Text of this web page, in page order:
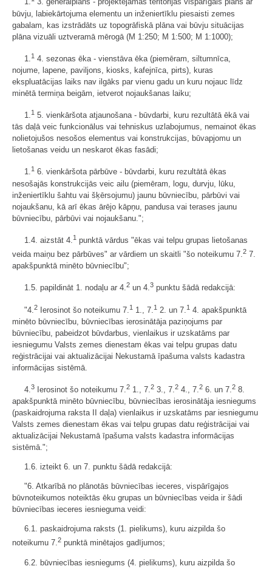
1.
3. ģenerālplāns - projektējamās teritorijas vispārīgais plāns ar
būvju, labiekārtojuma elementu un inženiertīklu piesaisti zemes
gabalam, kas izstrādāts uz topogrāfiskā plāna vai būvju situācijas
plāna vizuāli uztveramā mērogā (M 1:250; M 1:500; M 1:1000);
1. 1 4. sezonas ēka - vienstāva ēka (piemēram, siltumnīca,
nojume, lapene, paviljons, kiosks, kafejnīca, pirts), kuras
ekspluatācijas laiks nav ilgāks par vienu gadu un kuru nojauc līdz
minētā termiņa beigām, ietverot nojaukšanas laiku;
1.1 5. vienkāršota atjaunošana - būvdarbi, kuru rezultātā ēkā vai
tās daļā veic funkcionālus vai tehniskus uzlabojumus, nemainot ēkas
nolietojušos nesošos elementus vai konstrukcijas, būvapjomu un
lietošanas veidu un neskarot ēkas fasādi;
1.1 6. vienkāršota pārbūve - būvdarbi, kuru rezultātā ēkas
nesošajās konstrukcijās veic ailu (piemēram, logu, durvju, lūku,
inženiertīklu šahtu vai šķērsojumu) jaunu būvniecību, pārbūvi vai
nojaukšanu, kā arī ēkas ārējo kāpņu, pandusa vai terases jaunu
būvniecību, pārbūvi vai nojaukšanu.";
1.4. aizstāt 4. 1 punktā vārdus "ēkas vai telpu grupas lietošanas
veida maiņu bez pārbūves" ar vārdiem un skaitli "šo noteikumu 7.2 7.
apakšpunktā minēto būvniecību";
1.5. papildināt 1. nodaļu ar 4.2 un 4.3 punktu šādā redakcijā:
"4. 2 Ierosinot šo noteikumu 7. 1 1., 7. 1 2. un 7. 1 4. apakšpunktā
minēto būvniecību, būvniecības ierosinātāja paziņojums par
būvniecību, pabeidzot būvdarbus, vienlaikus ir uzskatāms par
iesniegumu Valsts zemes dienestam ēkas vai telpu grupas datu
reģistrācijai vai aktualizācijai Nekustamā īpašuma valsts kadastra
informācijas sistēmā.
4.3 Ierosinot šo noteikumu 7.2 1., 7.2 3., 7.2 4., 7.2 6. un 7.2 8.
apakšpunktā minēto būvniecību, būvniecības ierosinātāja iesniegums
(paskaidrojuma raksta II daļa) vienlaikus ir uzskatāms par iesniegumu
Valsts zemes dienestam ēkas vai telpu grupas datu reģistrācijai vai
aktualizācijai Nekustamā īpašuma valsts kadastra informācijas
sistēmā.";
1.6. izteikt 6. un 7. punktu šādā redakcijā:
"6. Atkarībā no plānotās būvniecības ieceres, vispārīgajos
būvnoteikumos noteiktās ēku grupas un būvniecības veida ir šādi
būvniecības ieceres iesnieguma veidi:
6.1. paskaidrojuma raksts (1. pielikums), kuru aizpilda šo
noteikumu 7.2 punktā minētajos gadījumos;
6.2. būvniecības iesniegums (4. pielikums), kuru aizpilda šo